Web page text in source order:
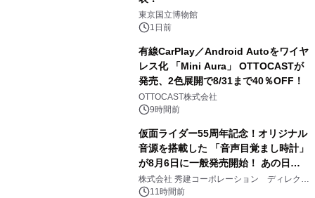
東京国立博物館
1日前
有線CarPlay／Android Autoをワイヤ
レス化 「Mini Aura」 OTTOCASTが
発売、2色展開で8/31まで40％OFF！
OTTOCAST株式会社
9時間前
仮面ライダー55周年記念！オリジナル
音源を搭載した 「音声目覚まし時計」
が8月6日に一般発売開始！ あの日の
大興奮が今甦る
株式会社 秀建コーポレーション ディレクト
アートギャラリー
11時間前